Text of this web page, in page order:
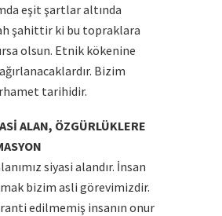
eşit şartlar altında
şahittir ki bu topraklara
olsun. Etnik kökenine
Bizim
tarihidir.
ALAN, ÖZGÜRLÜKLERE
siyasi alandır. İnsan
bizim asli görevimizdir.
edilmemiş insanın onur